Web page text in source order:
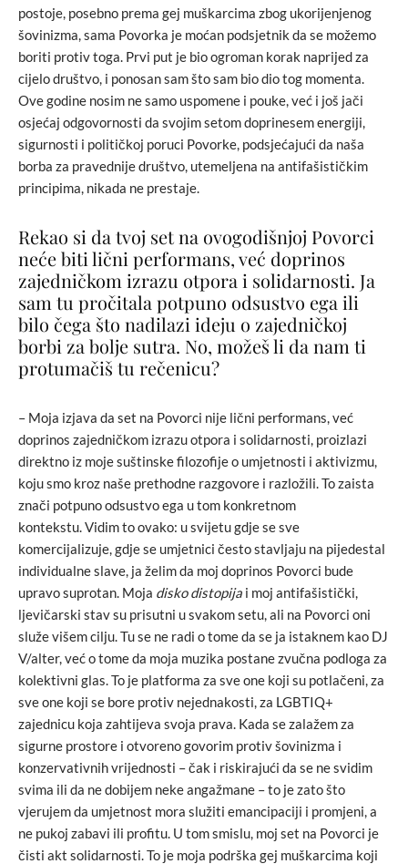
postoje, posebno prema gej muškarcima zbog ukorijenjenog
šovinizma, sama Povorka je moćan podsjetnik da se možemo
boriti protiv toga. Prvi put je bio ogroman korak naprijed za
cijelo društvo, i ponosan sam što sam bio dio tog momenta.
Ove godine nosim ne samo uspomene i pouke, već i još jači
osjećaj odgovornosti da svojim setom doprinesem energiji,
sigurnosti i političkoj poruci Povorke, podsjećajući da naša
borba za pravednije društvo, utemeljena na antifašističkim
principima, nikada ne prestaje.
Rekao si da tvoj set na ovogodišnjoj Povorci
neće biti lični performans, već doprinos
zajedničkom izrazu otpora i solidarnosti. Ja
sam tu pročitala potpuno odsustvo ega ili
bilo čega što nadilazi ideju o zajedničkoj
borbi za bolje sutra. No, možeš li da nam ti
protumačiš tu rečenicu?
– Moja izjava da set na Povorci nije lični performans, već
doprinos zajedničkom izrazu otpora i solidarnosti, proizlazi
direktno iz moje suštinske filozofije o umjetnosti i aktivizmu,
koju smo kroz naše prethodne razgovore i razložili. To zaista
znači potpuno odsustvo ega u tom konkretnom
kontekstu. Vidim to ovako: u svijetu gdje se sve
komercijalizuje, gdje se umjetnici često stavljaju na pijedestal
individualne slave, ja želim da moj doprinos Povorci bude
upravo suprotan. Moja disko distopija i moj antifašistički,
ljevičarski stav su prisutni u svakom setu, ali na Povorci oni
služe višem cilju. Tu se ne radi o tome da se ja istaknem kao DJ
V/alter, već o tome da moja muzika postane zvučna podloga za
kolektivni glas. To je platforma za sve one koji su potlačeni, za
sve one koji se bore protiv nejednakosti, za LGBTIQ+
zajednicu koja zahtijeva svoja prava. Kada se zalažem za
sigurne prostore i otvoreno govorim protiv šovinizma i
konzervativnih vrijednosti – čak i riskirajući da se ne svidim
svima ili da ne dobijem neke angažmane – to je zato što
vjerujem da umjetnost mora služiti emancipaciji i promjeni, a
ne pukoj zabavi ili profitu. U tom smislu, moj set na Povorci je
čisti akt solidarnosti. To je moja podrška gej muškarcima koji